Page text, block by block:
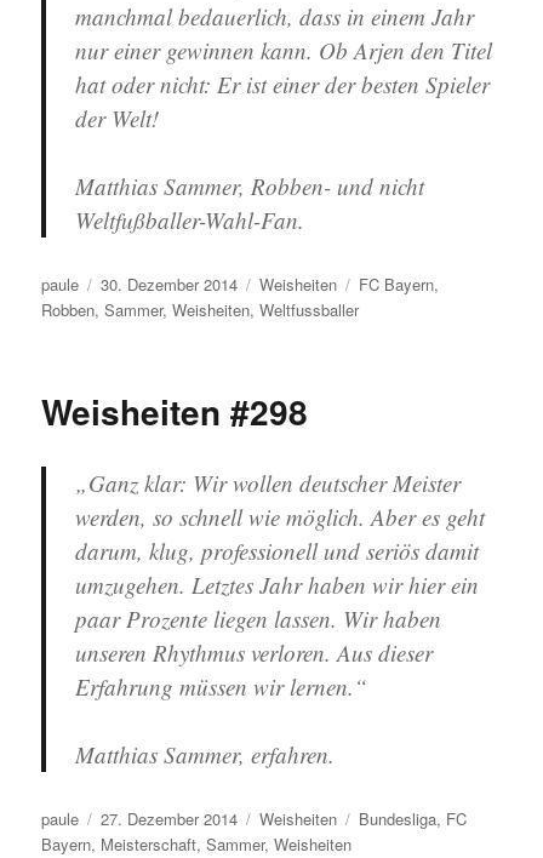
manchmal bedauerlich, dass in einem Jahr
nur einer gewinnen kann. Ob Arjen den Titel
hat oder nicht: Er ist einer der besten Spieler
der Welt!
Matthias Sammer, Robben- und nicht
Weltfußballer-Wahl-Fan.
Autor
paule
Veröffentlicht
am
30. Dezember 2014 Kategorien
Weisheiten Schlagwörter
FC Bayern,
Robben,Sammer,Weisheiten,Weltfussballer
Weisheiten #298
„Ganz klar: Wir wollen deutscher Meister
werden, so schnell wie möglich. Aber es geht
darum, klug, professionell und seriös damit
umzugehen. Letztes Jahr haben wir hier ein
paar Prozente liegen lassen. Wir haben
unseren Rhythmus verloren. Aus dieser
Erfahrung müssen wir lernen.“
Matthias Sammer, erfahren.
Autor
paule
Veröffentlicht
am
27. Dezember 2014 Kategorien
Weisheiten Schlagwörter
Bundesliga, FC
Bayern, Meisterschaft,Sammer,Weisheiten